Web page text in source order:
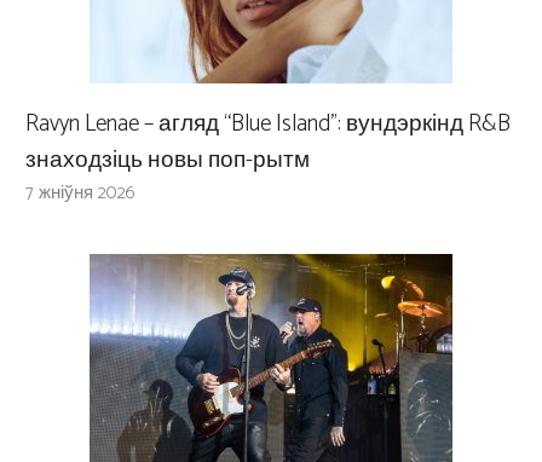
Ravyn Lenae – агляд “Blue Island”: вундэркінд R&B
знаходзіць новы поп-рытм
7 жніўня 2026